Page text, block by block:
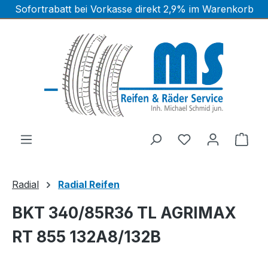
Zum Hauptinhalt springen
Sofortrabatt bei Vorkasse direkt 2,9% im Warenkorb
Radial Radial Reifen
BKT 340/85R36 TL AGRIMAX
RT 855 132A8/132B